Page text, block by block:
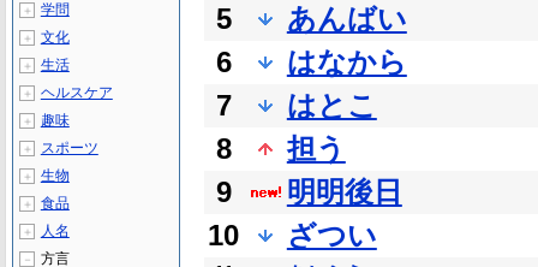
5
あんばい
6
はなから
7
はとこ
8
担う
9
明明後日
10
ざつい
＋ 学問
＋ 文化
＋ 生活
＋ ヘルスケア
＋ 趣味
＋ スポーツ
＋ 生物
＋ 食品
＋ 人名
－
方言